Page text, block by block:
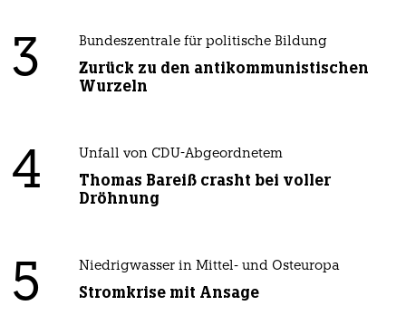
3 Bundeszentrale für politische Bildung
Zurück zu den antikommunistischen
Wurzeln
4 Unfall von CDU-Abgeordnetem
Thomas Bareiß crasht bei voller
Dröhnung
5 Niedrigwasser in Mittel- und Osteuropa
Stromkrise mit Ansage